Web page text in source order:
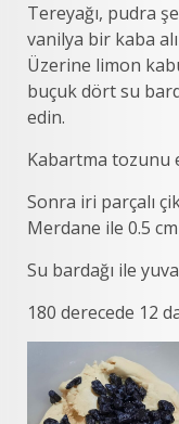
Tereyağı, pudra
vanilya bir kaba
Üzerine limon
buçuk dört su
edin.
Kabartma tozunu
Sonra iri parçalı
Merdane ile 0.5 cm
Su bardağı ile
180 derecede 12